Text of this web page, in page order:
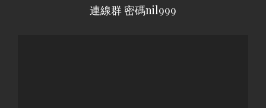
連線群 密碼nil999